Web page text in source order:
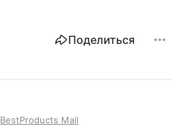
Поделиться
BestProducts Mail